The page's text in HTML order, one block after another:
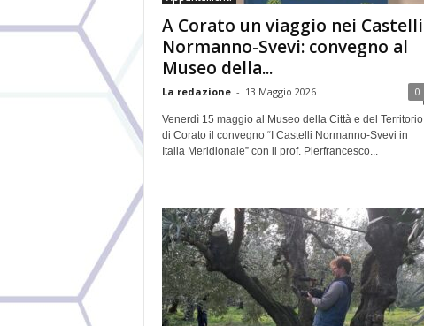
A Corato un viaggio nei Castelli
Normanno-Svevi: convegno al
Museo della...
La redazione - 13 Maggio 2026 0
Venerdì 15 maggio al Museo della Città e del Territorio
di Corato il convegno “I Castelli Normanno-Svevi in
Italia Meridionale” con il prof. Pierfrancesco...